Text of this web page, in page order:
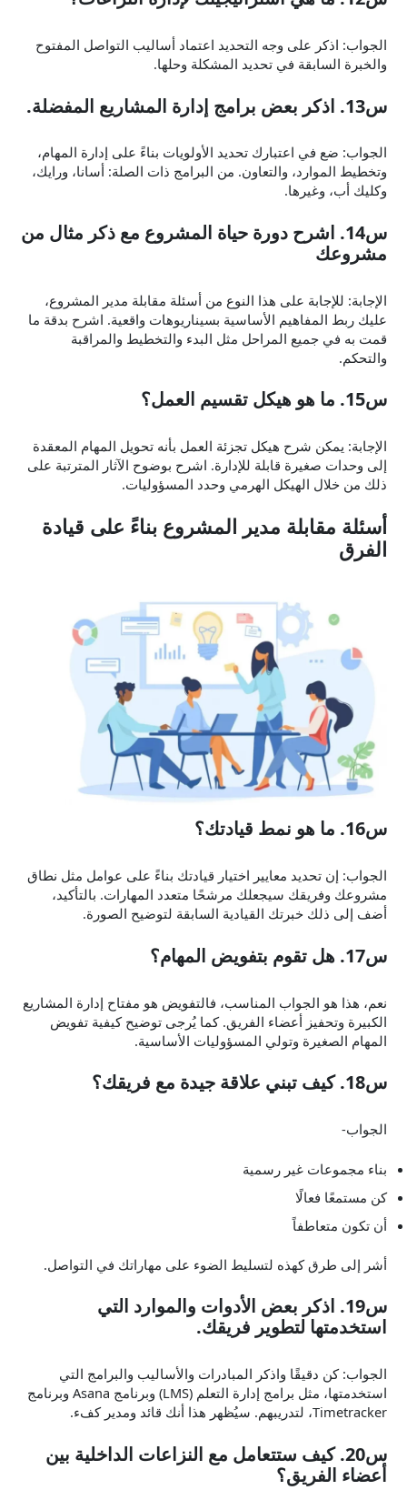
الجواب: اذكر على وجه التحديد اعتماد أساليب التواصل المفتوح
والخبرة السابقة في تحديد المشكلة وحلها.
س13. اذكر بعض برامج إدارة المشاريع المفضلة.
الجواب: ضع في اعتبارك تحديد الأولويات بناءً على إدارة المهام،
وتخطيط الموارد، والتعاون. من البرامج ذات الصلة: أسانا، ورايك،
وكليك أب، وغيرها.
س14. اشرح دورة حياة المشروع مع ذكر مثال من
مشروعك
الإجابة: للإجابة على هذا النوع من أسئلة مقابلة مدير المشروع،
عليك ربط المفاهيم الأساسية بسيناريوهات واقعية. اشرح بدقة ما
قمت به في جميع المراحل مثل البدء والتخطيط والمراقبة
والتحكم.
س15. ما هو هيكل تقسيم العمل؟
الإجابة: يمكن شرح هيكل تجزئة العمل بأنه تحويل المهام المعقدة
إلى وحدات صغيرة قابلة للإدارة. اشرح بوضوح الآثار المترتبة على
ذلك من خلال الهيكل الهرمي وحدد المسؤوليات.
أسئلة مقابلة مدير المشروع بناءً على قيادة
الفرق
س16. ما هو نمط قيادتك؟
الجواب: إن تحديد معايير اختيار قيادتك بناءً على عوامل مثل نطاق
مشروعك وفريقك سيجعلك مرشحًا متعدد المهارات. بالتأكيد،
أضف إلى ذلك خبرتك القيادية السابقة لتوضيح الصورة.
س17. هل تقوم بتفويض المهام؟
نعم، هذا هو الجواب المناسب، فالتفويض هو مفتاح إدارة المشاريع
الكبيرة وتحفيز أعضاء الفريق. كما يُرجى توضيح كيفية تفويض
المهام الصغيرة وتولي المسؤوليات الأساسية.
س18. كيف تبني علاقة جيدة مع فريقك؟
الجواب-
بناء مجموعات غير رسمية
كن مستمعًا فعالًا
أن تكون متعاطفاً
أشر إلى طرق كهذه لتسليط الضوء على مهاراتك في التواصل.
س19. اذكر بعض الأدوات والموارد التي
استخدمتها لتطوير فريقك.
الجواب: كن دقيقًا واذكر المبادرات والأساليب والبرامج التي
استخدمتها، مثل برامج إدارة التعلم (LMS) وبرنامج Asana وبرنامج
Timetracker، لتدريبهم. سيُظهر هذا أنك قائد ومدير كفء.
س20. كيف ستتعامل مع النزاعات الداخلية بين
أعضاء الفريق؟